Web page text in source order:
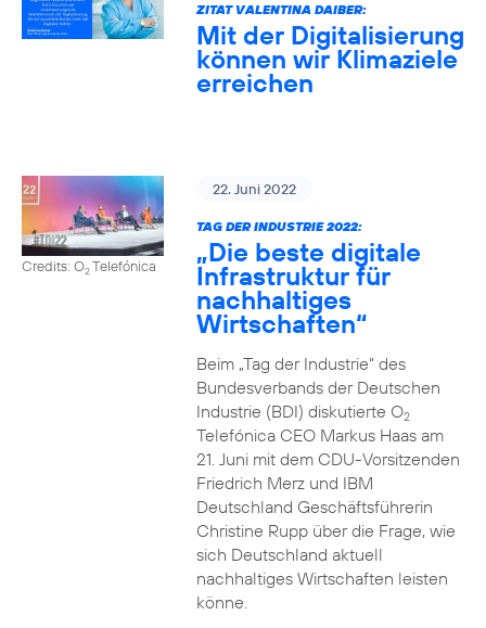
ZITAT VALENTINA DAIBER:
Mit der Digitalisierung
können wir Klimaziele
erreichen
Credits: O2Telefónica
22. Juni 2022
TAG DER INDUSTRIE 2022:
„Die beste digitale
Infrastruktur für
nachhaltiges
Wirtschaften“
Beim „Tag der Industrie“ des
Bundesverbands der Deutschen
Industrie (BDI) diskutierte O2
Telefónica CEO Markus Haas am
21. Juni mit dem CDU-Vorsitzenden
Friedrich Merz und IBM
Deutschland Geschäftsführerin
Christine Rupp über die Frage, wie
sich Deutschland aktuell
nachhaltiges Wirtschaften leisten
könne.